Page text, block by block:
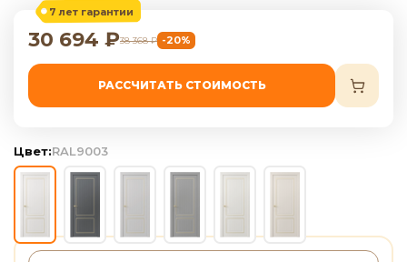
7 лет гарантии
30 694 ₽38 368₽ -20%
РАССЧИТАТЬ СТОИМОСТЬ
Цвет:RAL9003